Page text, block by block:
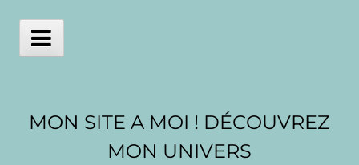
contentMain
MON SITE A MOI ! DÉCOUVREZ
MON UNIVERS